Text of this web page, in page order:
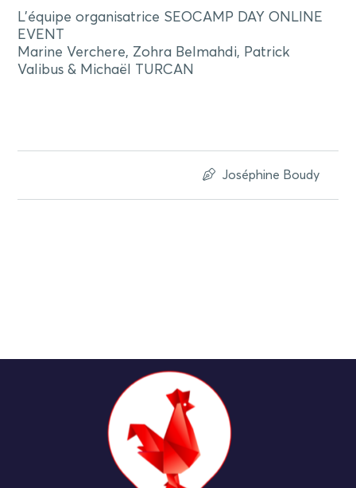
L’équipe organisatrice SEOCAMP DAY ONLINE
EVENT
Marine Verchere, Zohra Belmahdi, Patrick
Valibus & Michaël TURCAN
Joséphine Boudy